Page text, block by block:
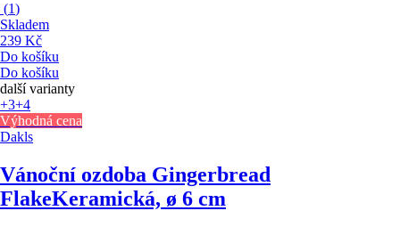
(1)
Skladem
239 Kč
Do košíku
Do košíku
další varianty
+3+4
Výhodná cena
Dakls
Vánoční ozdoba Gingerbread
FlakeKeramická, ø 6 cm